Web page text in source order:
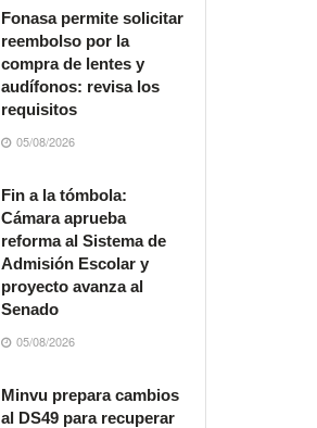
Fonasa permite solicitar
reembolso por la
compra de lentes y
audífonos: revisa los
requisitos
05/08/2026
Fin a la tómbola:
Cámara aprueba
reforma al Sistema de
Admisión Escolar y
proyecto avanza al
Senado
05/08/2026
Minvu prepara cambios
al DS49 para recuperar